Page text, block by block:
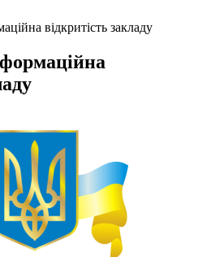
відкритість закладу